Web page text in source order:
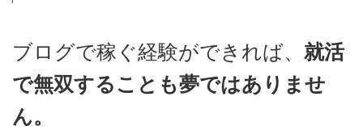
ブログで稼ぐ経験ができれば、 就活
で無双することも夢ではありませ
ん。